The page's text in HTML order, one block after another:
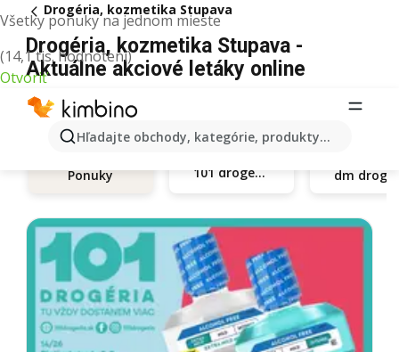
Všetky ponuky na jednom mieste
(14,1 tis. hodnotení)
Otvoriť
Hľadajte obchody, kategórie, produkty...
Drogéria, kozmetika Stupava
Drogéria, kozmetika Stupava -
Aktuálne akciové letáky online
Ponuky 101 drogerie